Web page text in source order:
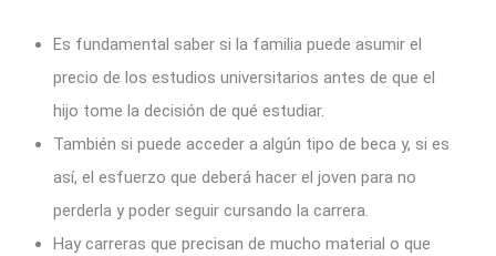
Es fundamental saber si la familia puede asumir el
precio de los estudios universitarios antes de que el
hijo tome la decisión de qué estudiar.
También si puede acceder a algún tipo de beca y, si es
así, el esfuerzo que deberá hacer el joven para no
perderla y poder seguir cursando la carrera.
Hay carreras que precisan de mucho material o que